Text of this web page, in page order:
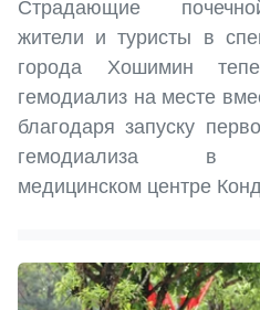
Страдающие
жители и туристы в
города Хошимин
гемодиализ на месте
благодаря запуску
гемодиализа в
медицинском центре